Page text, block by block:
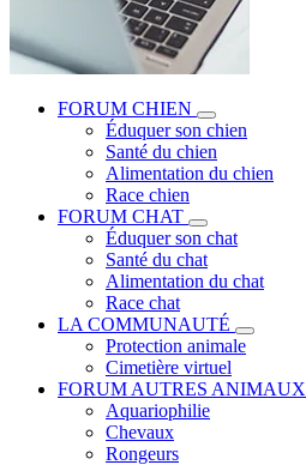
FORUM CHIEN
Éduquer son chien
Santé du chien
Alimentation du chien
Race chien
FORUM CHAT
Éduquer son chat
Santé du chat
Alimentation du chat
Race chat
LA COMMUNAUTÉ
Protection animale
Cimetière virtuel
FORUM AUTRES ANIMAUX
Aquariophilie
Chevaux
Rongeurs